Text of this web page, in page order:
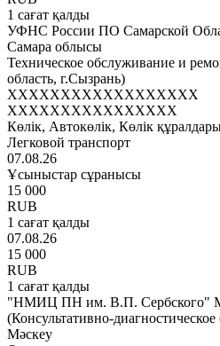
1 сағат қалды
УФНС России ПО Самарской
Самара облысы
Техническое обслуживание и
область, г.Сызрань)
XXXXXXXXXXXXXXXXXX
XXXXXXXXXXXXXXXX
Көлік, Автокөлік, Көлік
Легковой транспорт
07.08.26
Ұсыныстар сұранысы
15 000
RUB
1 сағат қалды
07.08.26
15 000
RUB
1 сағат қалды
"НМИЦ ПН им. В.П. Сербского"
(Консультативно-диагностическое
Мәскеу